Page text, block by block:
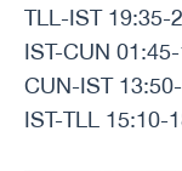
TLL-IST 19:35-
IST-CUN
CUN-IST
IST-TLL 15:10-